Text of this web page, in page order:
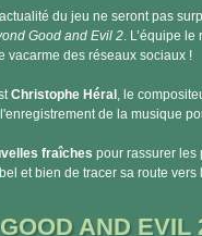
du jeu ne seront pas
Good and Evil 2. L’équipe
vacarme des réseaux sociaux !
Christophe Héral , le
de la musique
fraîches pour rassurer les
et bien de tracer sa route vers
AND EVIL